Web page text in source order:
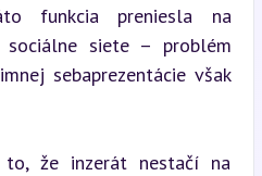
funkcia preniesla na
siete – problém
sebaprezentácie však
to, že inzerát nestačí na